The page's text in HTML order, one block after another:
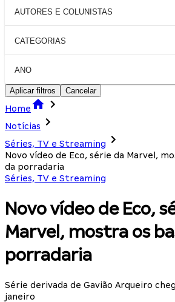
AUTORES E COLUNISTAS
CATEGORIAS
ANO
Aplicar filtros Cancelar
Home
Notícias
Séries, TV e Streaming
Novo vídeo de Eco, série da Marvel,
da porradaria
Séries, TV e Streaming
Novo vídeo de Eco,
Marvel, mostra os
porradaria
Série derivada de Gavião Arqueiro
janeiro